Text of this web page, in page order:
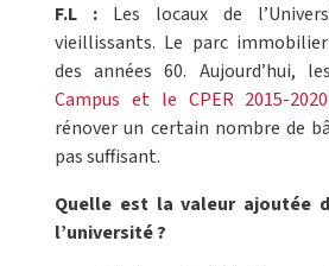
F.L : Les locaux de
vieillissants. Le parc
des années 60. Aujourd’hui, les
Campus et le CPER 2015-2020
rénover un certain nombre de
pas suffisant.
Quelle est la valeur ajoutée
l’université ?